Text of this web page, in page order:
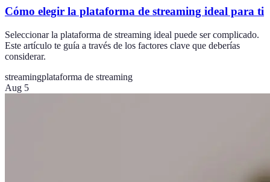
Cómo elegir la plataforma de streaming ideal para ti
Seleccionar la plataforma de streaming ideal puede ser complicado.
Este artículo te guía a través de los factores clave que deberías
considerar.
streamingplataforma de streaming
Aug 5